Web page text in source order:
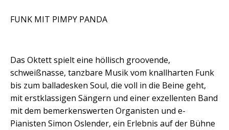
FUNK MIT PIMPY PANDA
Das Oktett spielt eine höllisch groovende,
schweißnasse, tanzbare Musik vom knallharten Funk
bis zum balladesken Soul, die voll in die Beine geht,
mit erstklassigen Sängern und einer exzellenten Band
mit dem bemerkenswerten Organisten und e-
Pianisten Simon Oslender, ein Erlebnis auf der Bühne